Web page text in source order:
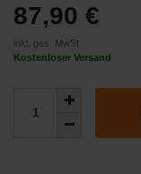
87,90 €
inkl. ges. MwSt
Kostenloser Versand